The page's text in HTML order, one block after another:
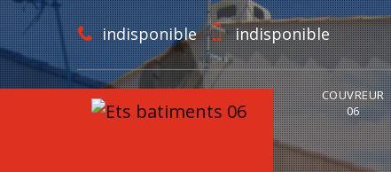
indisponible indisponible
COUVREUR
06